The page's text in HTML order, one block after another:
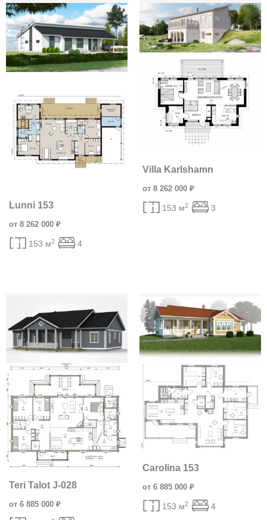
Lunni 153
от 8 262 000 ₽
153 м2 4
Villa Karlshamn
от 8 262 000 ₽
153 м2 3
Teri Talot J-028
от 6 885 000 ₽
Carolina 153
от 6 885 000 ₽
153 м2 4